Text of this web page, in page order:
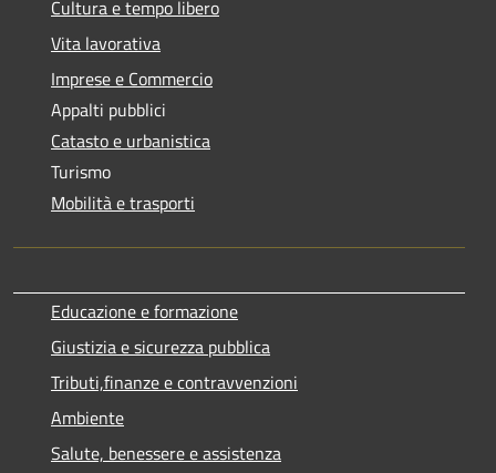
Cultura e tempo libero
Vita lavorativa
Imprese e Commercio
Appalti pubblici
Catasto e urbanistica
Turismo
Mobilità e trasporti
Educazione e formazione
Giustizia e sicurezza pubblica
Tributi,finanze e contravvenzioni
Ambiente
Salute, benessere e assistenza